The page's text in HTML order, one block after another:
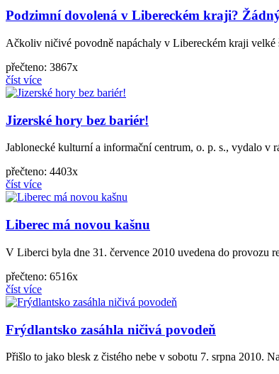
Podzimní dovolená v Libereckém kraji?
Ačkoliv ničivé povodně napáchaly v Libereckém kraji velké
přečteno: 3867x
číst více
Jizerské hory bez bariér!
Jablonecké kulturní a informační centrum, o. p. s., vydalo v
přečteno: 4403x
číst více
Liberec má novou kašnu
V Liberci byla dne 31. července 2010 uvedena do provozu
přečteno: 6516x
číst více
Frýdlantsko zasáhla ničivá povodeň
Přišlo to jako blesk z čistého nebe v sobotu 7. srpna 2010.